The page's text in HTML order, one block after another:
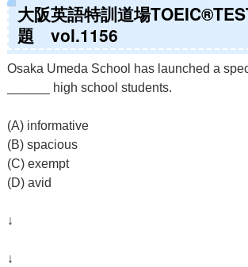
大阪英語特訓道場
題 vol.1156
Osaka Umeda School has launched a
______ high school students.
(A) informative
(B) spacious
(C) exempt
(D) avid
↓
↓